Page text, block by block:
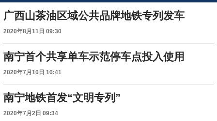
广西山茶油区域公共品牌地铁专列发车
2020年8月11日 09:30
南宁首个共享单车示范停车点投入使用
2020年7月10日 10:41
南宁地铁首发“文明专列”
2020年7月2日 09:34